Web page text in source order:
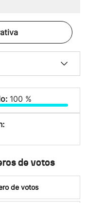
100 %
de votos
de votos